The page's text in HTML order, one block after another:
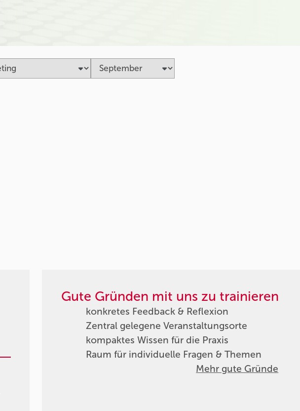
Gute Gründen mit uns zu trainieren
konkretes Feedback & Reflexion
Zentral gelegene Veranstaltungsorte
kompaktes Wissen für die Praxis
Raum für individuelle Fragen & Themen
Mehr gute Gründe